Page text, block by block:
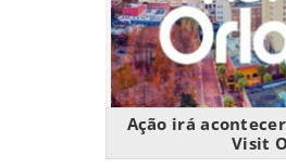
Ação irá
Visit